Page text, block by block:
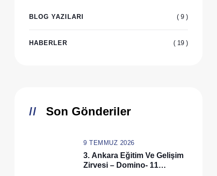
BLOG YAZILARI ( 9 )
HABERLER ( 19 )
Son Gönderiler
3. Ankara Eğitim Ve Gelişim
Zirvesi – Domino- 11
9 TEMMUZ 2026